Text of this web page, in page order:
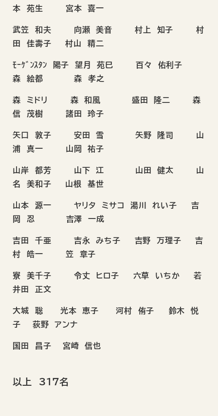
本 苑生 宮本 喜一
武笠 和夫 向瀬 美音 村上 知子 村
田 佳壽子 村山 精二
ﾓｰｹﾞﾝｽﾀﾝ 陽子 望月 苑巳 百々 佑利子
森 絵都 森 孝之
森 ミドリ 森 和風 盛田 隆二 森
信 茂樹 諸田 玲子
矢口 敦子 安田 雪 矢野 隆司 山
浦 真一 山岡 祐子
山岸 都芳 山下 江 山田 健太 山
名 美和子 山根 基世
山本 源一 ヤリタ ミサコ 湯川 れい子 吉
岡 忍 吉澤 一成
吉田 千亜 吉永 みち子 吉野 万理子 吉
村 皓一 笠 章子
寮 美千子 令丈 ヒロ子 六草 いちか 若
井田 正文
大城 聡 光本 恵子 河村 侑子 鈴木 悦
子 荻野 アンナ
国田 昌子 宮崎 信也
以上 317名